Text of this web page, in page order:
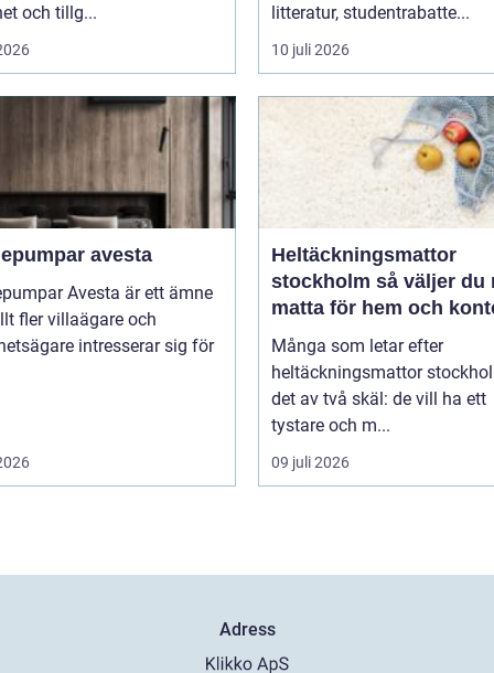
och tillg...
litteratur, studentrabatte...
10 juli 2026
avesta
Avesta är ett ämne
fler villaägare och
intresserar sig för
Heltäckningsmattor
stockholm så väljer du rätt
matta för hem och
Många som letar efter
heltäckningsmattor
det av två skäl: de vill ha ett
tystare och m...
09 juli 2026
Adress